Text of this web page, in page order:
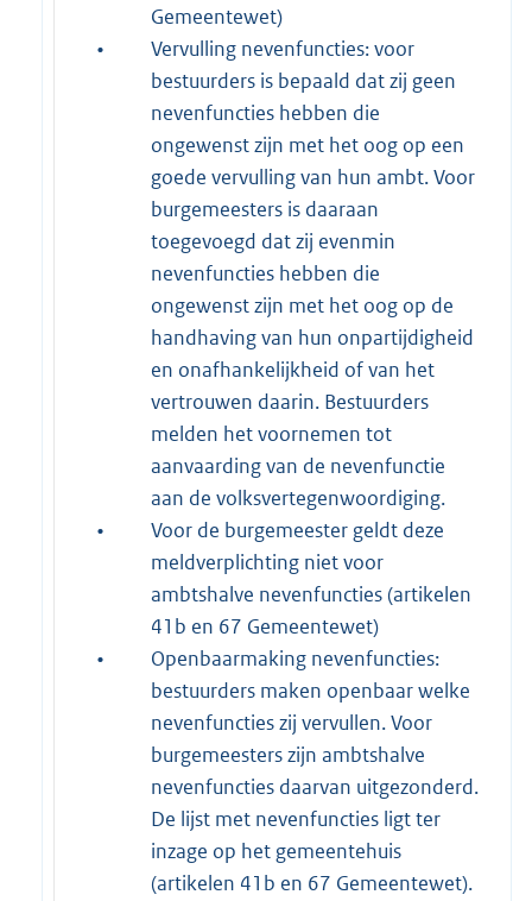
Gemeentewet)
•
Vervulling nevenfuncties: voor
bestuurders is bepaald dat zij geen
nevenfuncties hebben die
ongewenst zijn met het oog op een
goede vervulling van hun ambt. Voor
burgemeesters is daaraan
toegevoegd dat zij evenmin
nevenfuncties hebben die
ongewenst zijn met het oog op de
handhaving van hun onpartijdigheid
en onafhankelijkheid of van het
vertrouwen daarin. Bestuurders
melden het voornemen tot
aanvaarding van de nevenfunctie
aan de volksvertegenwoordiging.
•
Voor de burgemeester geldt deze
meldverplichting niet voor
ambtshalve nevenfuncties (artikelen
41b en 67 Gemeentewet)
•
Openbaarmaking nevenfuncties:
bestuurders maken openbaar welke
nevenfuncties zij vervullen. Voor
burgemeesters zijn ambtshalve
nevenfuncties daarvan uitgezonderd.
De lijst met nevenfuncties ligt ter
inzage op het gemeentehuis
(artikelen 41b en 67 Gemeentewet).